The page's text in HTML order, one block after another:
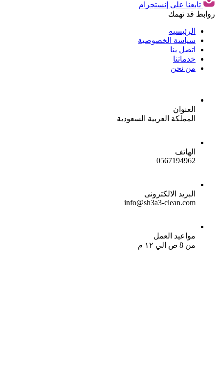
تابعنا على إنستجرام
روابط قد تهمك
الرئيسيه
سياسة الخصوصية
اتصل بنا
خدماتنا
من نحن
العنوان
المملكة العربية السعودية
الهاتف
0567194962
البريد الالكترونى
info@sh3a3-clean.com
مواعيد العمل
من 8 ص الي ١٢ م